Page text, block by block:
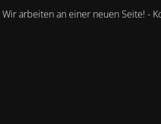
Wir arbeiten an einer neuen Seite! -